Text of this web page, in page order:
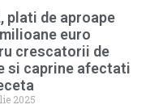
plati de aproape
euro
crescatorii de
si caprine afectati
2025